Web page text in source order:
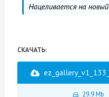
Нацеливается на
СКАЧАТЬ:
29.9 Mb